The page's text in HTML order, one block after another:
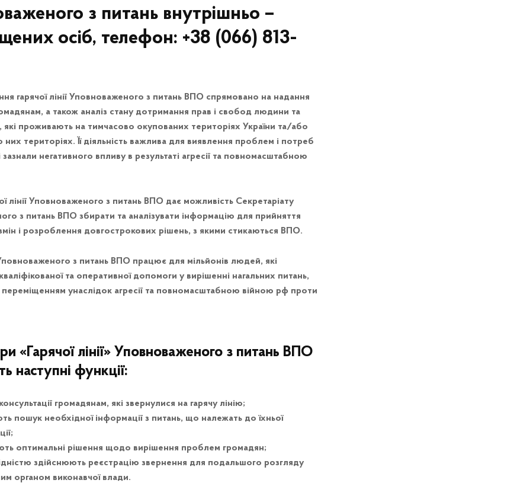
з питань внутрішньо –
осіб, телефон: +38 (066) 813-
гарячої лінії Уповноваженого з питань ВПО спрямовано на надання
а також аналіз стану дотримання прав і свобод людини та
які проживають на тимчасово окупованих територіях України та/або
територіях. Її діяльність важлива для виявлення проблем і потреб
зазнали негативного впливу в результаті агресії та повномасштабною
лінії Уповноваженого з питань ВПО дає можливість Секретаріату
з питань ВПО збирати та аналізувати інформацію для прийняття
і розроблення довгострокових рішень, з якими стикаються ВПО.
Уповноваженого з питань ВПО працює для мільйонів людей, які
та оперативної допомоги у вирішенні нагальних питань,
переміщенням унаслідок агресії та повномасштабною війною рф проти
«Гарячої лінії» Уповноваженого з питань ВПО
наступні функції:
громадянам, які звернулися на гарячу лінію;
пошук необхідної інформації з питань, що належать до їхньої
оптимальні рішення щодо вирішення проблем громадян;
здійснюють реєстрацію звернення для подальшого розгляду
органом виконавчої влади.